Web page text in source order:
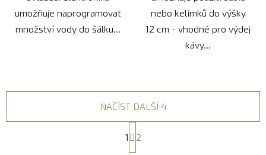
umožňuje naprogramovat
množství vody do šálku...
nebo kelímků do výšky
12 cm - vhodné pro výdej
kávy...
O
NAČÍST DALŠÍ 4
t
r
1 2